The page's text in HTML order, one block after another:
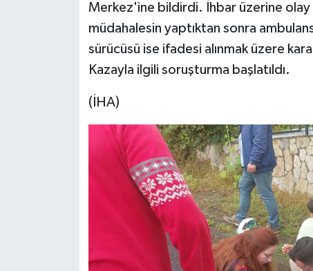
Merkez'ine bildirdi. İhbar üzerine olay
müdahalesin yaptıktan sonra
sürücüsü ise ifadesi alınmak üzere
Kazayla ilgili soruşturma başlatıldı.
(İHA)